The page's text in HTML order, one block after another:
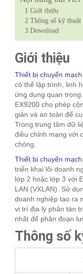
1 Giới thiệu
2 Thông số kỹ thuật
3 Download
Giới thiệu
Thiết bị chuyển
có thể lập trình, linh
ứng dụng quan
EX9200 cho phép
giản và an toàn để
Trong trung tâm dữ
điều chỉnh mạng với
chóng.
Thiết bị chuyển
triển khai lõi doanh
lớp 2 hoặc lớp 3 với
LAN (VXLAN). Sử
doanh nghiệp tạo ra
vị trí địa lý phân tán
nhất để phân đoạn
Thông số